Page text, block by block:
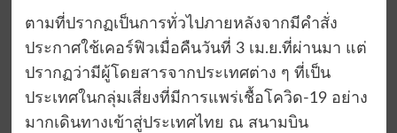
ตามที่ปรากฏเป็นการทั่วไปภายหลังจากมีคำสั่ง
ประกาศใช้เคอร์ฟิวเมื่อคืนวันที่ 3 เม.ย.ที่ผ่านมา แต่
ปรากฏว่ามีผู้โดยสารจากประเทศต่าง ๆ ที่เป็น
ประเทศในกลุ่มเสี่ยงที่มีการแพร่เชื้อโควิด-19 อย่าง
มากเดินทางเข้าสู่ประเทศไทย ณ สนามบิน